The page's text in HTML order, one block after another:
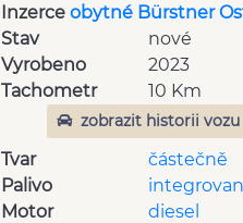
Inzerce obytné Bürstner
Stav
nové
Vyrobeno
2023
Tachometr
10 Km
zobrazit historii vozu
Tvar
částečně
Palivo
diesel
Motor